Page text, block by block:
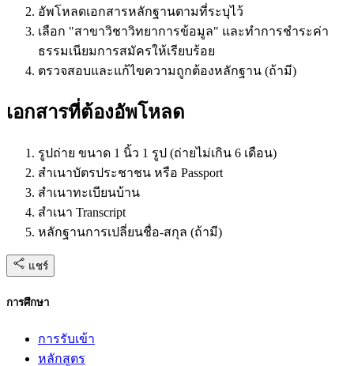
อัพโหลดเอกสารหลักฐานตามที่ระบุไว้
เลือก "สาขาวิชาวิทยาการข้อมูล" และทำการชำระค่า
ธรรมเนียมการสมัครให้เรียบร้อย
ตรวจสอบและแก้ไขความถูกต้องหลักฐาน (ถ้ามี)
เอกสารที่ต้องอัพโหลด
รูปถ่าย ขนาด 1 นิ้ว 1 รูป (ถ่ายไม่เกิน 6 เดือน)
สำเนาบัตรประชาชน หรือ Passport
สำเนาทะเบียนบ้าน
สำเนา Transcript
หลักฐานการเปลี่ยนชื่อ-สกุล (ถ้ามี)
แชร์
การศึกษา
การรับเข้า
หลักสูตร